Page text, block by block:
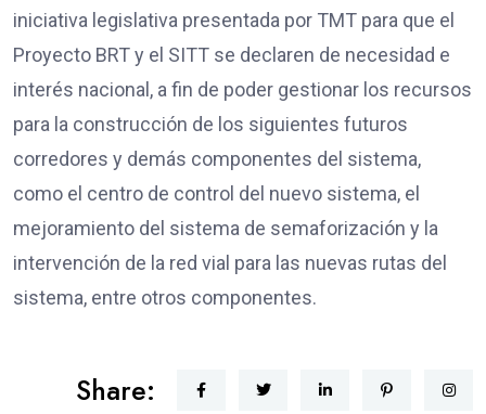
iniciativa legislativa presentada por TMT para que el
Proyecto BRT y el SITT se declaren de necesidad e
interés nacional, a fin de poder gestionar los recursos
para la construcción de los siguientes futuros
corredores y demás componentes del sistema,
como el centro de control del nuevo sistema, el
mejoramiento del sistema de semaforización y la
intervención de la red vial para las nuevas rutas del
sistema, entre otros componentes.
Share: